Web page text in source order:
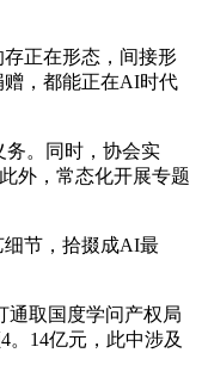
正在形态，间接形
，都能正在AI时代
。同时，协会实
外，常态化开展专题
节，拾掇成AI最
取国度学问产权局
14亿元，此中涉及